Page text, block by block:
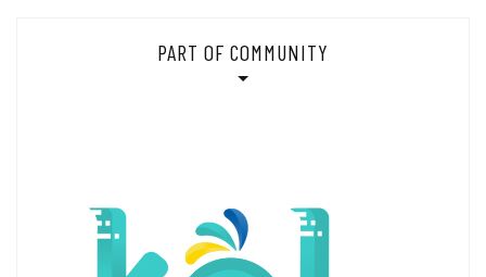
PART OF COMMUNITY